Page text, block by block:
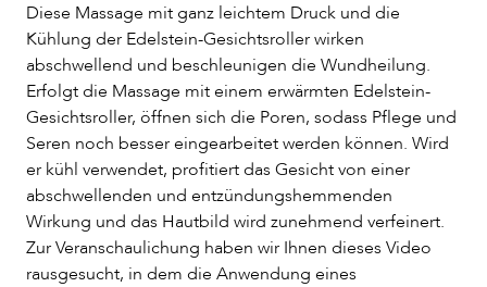
Diese Massage mit ganz leichtem Druck und die
Kühlung der Edelstein-Gesichtsroller wirken
abschwellend und beschleunigen die Wundheilung.
Erfolgt die Massage mit einem erwärmten Edelstein-
Gesichtsroller, öffnen sich die Poren, sodass Pflege und
Seren noch besser eingearbeitet werden können. Wird
er kühl verwendet, profitiert das Gesicht von einer
abschwellenden und entzündungshemmenden
Wirkung und das Hautbild wird zunehmend verfeinert.
Zur Veranschaulichung haben wir Ihnen dieses Video
rausgesucht, in dem die Anwendung eines